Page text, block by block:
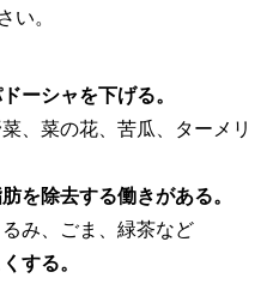
い。
ーシャを下げる。
、菜の花、苦瓜、ターメリ
を除去する働きがある。
み、ごま、緑茶など
する。